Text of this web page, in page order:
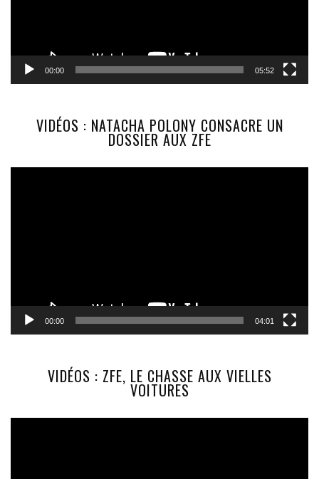
00:00 05:52
VIDÉOS : NATACHA POLONY CONSACRE UN
DOSSIER AUX ZFE
00:00 04:01
VIDÉOS : ZFE, LE CHASSE AUX VIELLES
VOITURES